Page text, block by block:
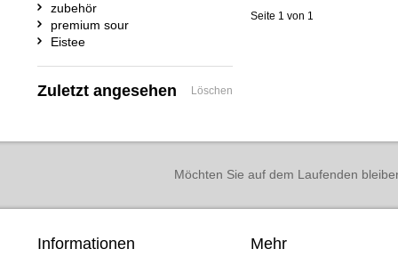
Seite 1 von 1
zubehör
premium sour
Eistee
Zuletzt angesehen Löschen
Möchten Sie auf dem Laufenden
Informationen Mehr